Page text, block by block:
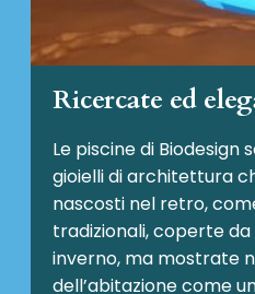
Ricercate ed
Le piscine di Biodesign
gioielli di architettura
nascosti nel retro,
tradizionali, coperte
inverno, ma mostrate
dell’abitazione come